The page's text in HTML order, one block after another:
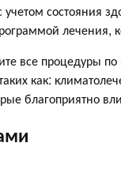
состояния
все процедуры
как:
благоприятно